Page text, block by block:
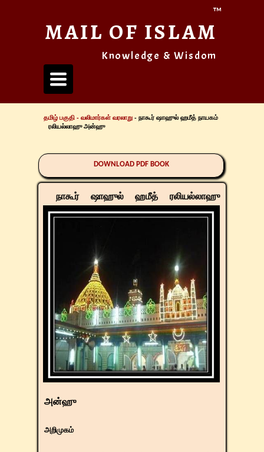
Toggle
navigation
MAIL OF ISLAM
™
Knowledge & Wisdom
தமிழ் பகுதி -வலிமார்கள் வரலாறு- நாகூர் ஷாஹுல் ஹமீத் நாயகம்
ரலியல்லாஹு அன்ஹு
நாகூர் ஷாஹுல் ஹமீத் ரலியல்லாஹு
அன்ஹு
அறிமுகம்
DOWNLOAD PDF BOOK